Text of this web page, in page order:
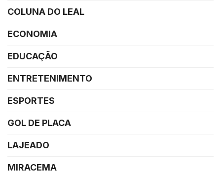
COLUNA DO LEAL
ECONOMIA
EDUCAÇÃO
ENTRETENIMENTO
ESPORTES
GOL DE PLACA
LAJEADO
MIRACEMA